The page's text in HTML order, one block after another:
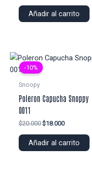
original
era:
actual
es:
Añadir al carrito
-10%
Snoopy
Poleron Capucha Snoppy
0011
$20.000 El
original
$18.000El
actual
Añadir al carrito